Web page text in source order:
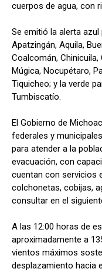
cuerpos de agua, con
Se emitió la alerta
Apatzingán, Aquila,
Coalcomán,
Múgica, Nocupétaro,
Tiquicheo; y la verde
Tumbiscatío.
El Gobierno de
federales y
para atender a la
evacuación, con
cuentan con servicios
colchonetas, cobijas,
consultar en el
A las 12:00 horas de
aproximadamente a
vientos máximos
desplazamiento hacia